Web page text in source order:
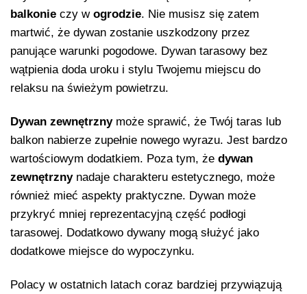
balkonie czy w ogrodzie. Nie musisz się zatem
martwić, że dywan zostanie uszkodzony przez
panujące warunki pogodowe. Dywan tarasowy bez
wątpienia doda uroku i stylu Twojemu miejscu do
relaksu na świeżym powietrzu.
Dywan zewnętrznymoże sprawić, że Twój taras lub
balkon nabierze zupełnie nowego wyrazu. Jest bardzo
wartościowym dodatkiem. Poza tym, że dywan
zewnętrznynadaje charakteru estetycznego, może
również mieć aspekty praktyczne. Dywan może
przykryć mniej reprezentacyjną część podłogi
tarasowej. Dodatkowo dywany mogą służyć jako
dodatkowe miejsce do wypoczynku.
Polacy w ostatnich latach coraz bardziej przywiązują